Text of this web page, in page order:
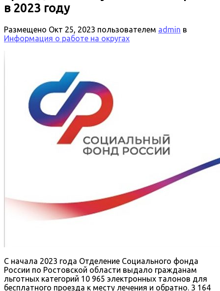
в 2023 году
Размещено Окт 25, 2023 пользователем admin в
Информация о работе на округах
С начала 2023 года Отделение Социального фонда
России по Ростовской области выдало гражданам
льготных категорий 10 965 электронных талонов для
бесплатного проезда к месту лечения и обратно. 3 164